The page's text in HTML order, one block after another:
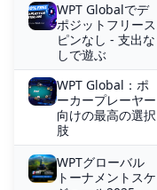
WPT Globalでデ
ポジットフリース
ピンなし - 支出な
しで遊ぶ
WPT Global：ポ
ーカープレーヤー
向けの最高の選択
肢
WPTグローバル
トーナメントスケ